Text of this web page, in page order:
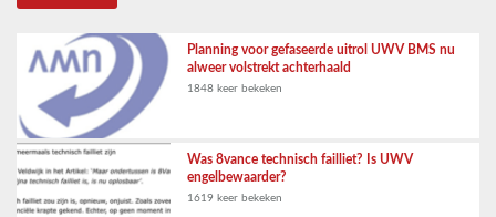
Planning voor gefaseerde uitrol UWV BMS nu
alweer volstrekt achterhaald
1848 keer bekeken
Was 8vance technisch failliet? Is UWV
engelbewaarder?
1619 keer bekeken